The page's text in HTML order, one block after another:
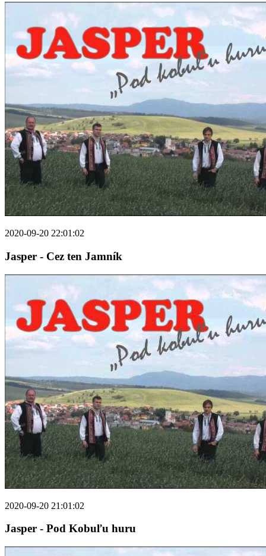
2020-09-20 22:01:02
Jasper - Cez ten Jamník
2020-09-20 21:01:02
Jasper - Pod Kobuľu huru